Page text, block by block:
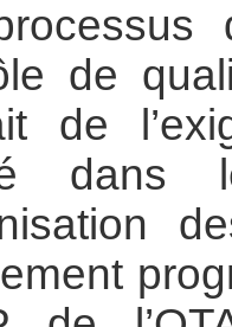
de
de